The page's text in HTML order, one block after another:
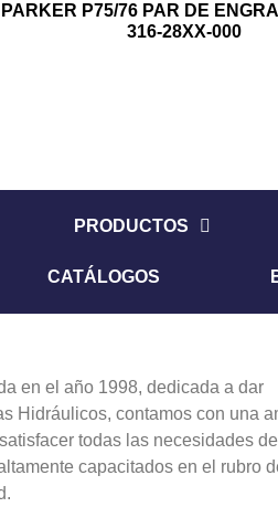
PARKER P75/76 PAR DE
316-28XX-000
PRODUCTOS
CATÁLOGOS
en el año 1998, dedicada a dar
Hidráulicos, contamos con una
todas las necesidades de
capacitados en el rubro